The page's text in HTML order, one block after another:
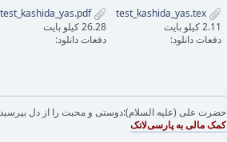
2.11 کیلو بایت
دفعات دانلود:
test_kashida_yas.pdf
26.28 کیلو بایت
دفعات دانلود:
حضرت علی (علیه السلام):دوستی و محبت را از دل بپرسید،